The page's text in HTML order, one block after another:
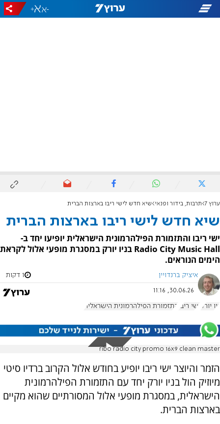
-
+
ערוץ 7 תרבות, בידור ופנאי שיא חדש לישי ריבו בארצות הברית
שיא חדש לישי ריבו בארצות הברית
ישי ריבו והתזמורת הפילהרמונית הישראלית יופיעו יחד ב-
Radio City Music Hall בניו יורק במסגרת מופעי אלול לקראת
הימים הנוראים.
איציק ברנדויין 1 דקות
30.06.26, 11:16
ניו יורק ישי ריבו התזמורת הפילהרמונית הישראלית
ribo radio city promo 16x9 clean master
הזמר והיוצר ישי ריבו יופיע בחודש אלול הקרוב ברדיו סיטי
מיוזיק הול בניו יורק יחד עם התזמורת הפילהרמונית
הישראלית, במסגרת מופעי אלול המסורתיים שהוא מקיים
בארצות הברית.